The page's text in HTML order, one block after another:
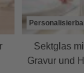
Sektglas
Gravur und